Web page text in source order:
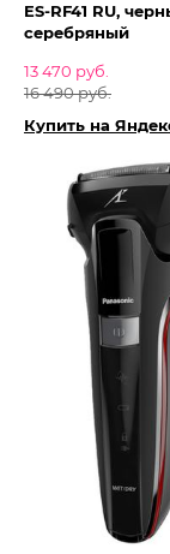
ES-RF41 RU,
серебряный
13 470 руб.
16 490 руб.
Купить на